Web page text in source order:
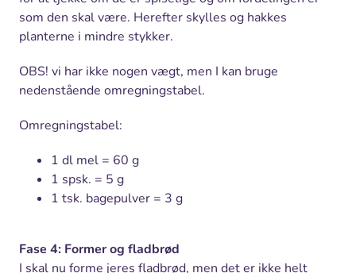
som den skal være. Herefter skylles og hakkes
planterne i mindre stykker.
OBS! vi har ikke nogen vægt, men I kan bruge
nedenstående omregningstabel.
Omregningstabel:
1 dl mel = 60 g
1 spsk. = 5 g
1 tsk. bagepulver = 3 g
Fase 4: Former og fladbrød
I skal nu forme jeres fladbrød, men det er ikke helt